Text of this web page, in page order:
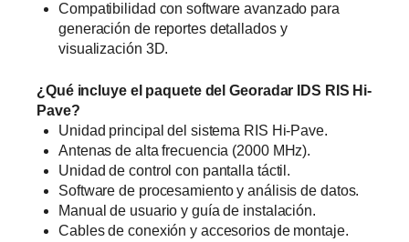
Compatibilidad con software avanzado para
generación de reportes detallados y
visualización 3D.
¿Qué incluye el paquete del Georadar IDS RIS Hi-
Pave?
Unidad principal del sistema RIS Hi-Pave.
Antenas de alta frecuencia (2000 MHz).
Unidad de control con pantalla táctil.
Software de procesamiento y análisis de datos.
Manual de usuario y guía de instalación.
Cables de conexión y accesorios de montaje.